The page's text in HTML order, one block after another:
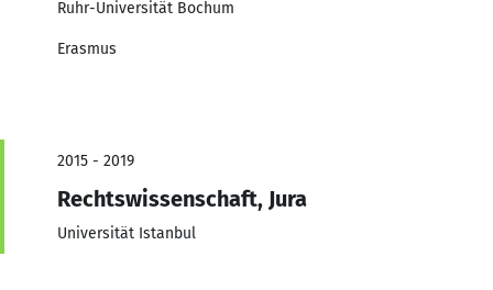
Ruhr-Universität Bochum
Erasmus
2015 - 2019
Rechtswissenschaft, Jura
Universität Istanbul